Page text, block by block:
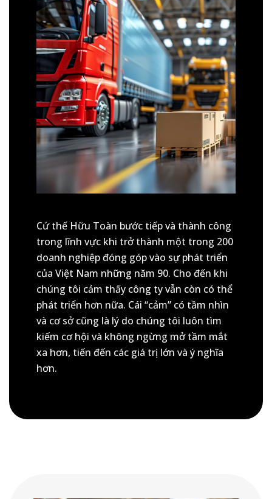
Cứ thế Hữu Toàn bước tiếp và thành công
trong lĩnh vực khi trở thành một trong 200
doanh nghiệp đóng góp vào sự phát triển
của Việt Nam những năm 90. Cho đến khi
chúng tôi cảm thấy công ty vẫn còn có thể
phát triển hơn nữa. Cái “cảm” có tầm nhìn
và cơ sở cũng là lý do chúng tôi luôn tìm
kiếm cơ hội và không ngừng mở tầm mắt
xa hơn, tiến đến các giá trị lớn và ý nghĩa
hơn.